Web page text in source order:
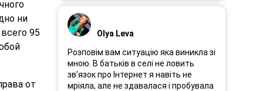
ни
95
от
результат, так як перші спроби
впиралися в максимум 4-5 МБіт/с.
Спробували усіх можливих
операторів, обертав десятки разів
антену, змінили один раз модем з
невеликою доплатою і вдалося
неможливе :) Дякую вам! Безумовно
Olya Leva
Розповім вам ситуацію яка виникла зі
мною. В батьків в селі не ловить
зв’язок про Інтернет я навіть не
мріяла, але не здавалася і пробувала